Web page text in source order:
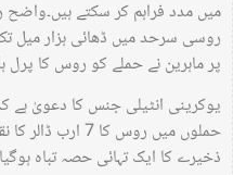
میں مدد فراہم کر سکتے ہیں۔واضح
روسی سرحد میں ڈھائی ہزار
پر ماہرین نے حملے کو روس کا پرل
یوکرینی انٹیلی جنس کا دعویٰ
حملوں میں روس
ذخیرے کا ایک تہائی حصہ تباہ